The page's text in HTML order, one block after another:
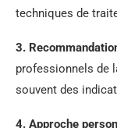
techniques de
3.
professionnels de
souvent des
4. Approche